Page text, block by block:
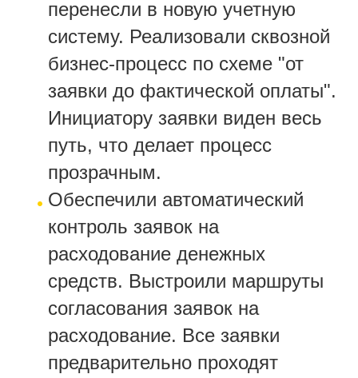
перенесли в новую учетную
систему. Реализовали сквозной
бизнес-процесс по схеме "от
заявки до фактической оплаты".
Инициатору заявки виден весь
путь, что делает процесс
прозрачным.
Обеспечили автоматический
контроль заявок на
расходование денежных
средств. Выстроили маршруты
согласования заявок на
расходование. Все заявки
предварительно проходят